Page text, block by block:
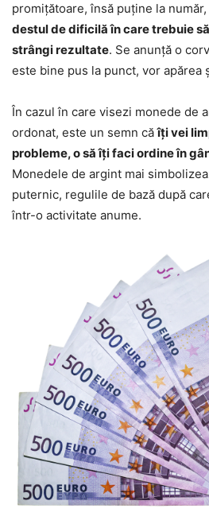
promițătoare, însă puține la număr,
destul de dificilă în care trebuie
strângi rezultate. Se anunță o
este bine pus la punct, vor apărea
În cazul în care visezi monede de
ordonat, este un semn căîți vei
probleme, o să îți faci ordine în
Monedele de argint mai
puternic, regulile de bază după
într-o activitate anume.